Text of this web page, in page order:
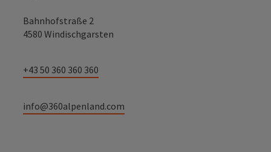
Bahnhofstraße 2
4580 Windischgarsten
+43 50 360 360 360
info@360alpenland.com